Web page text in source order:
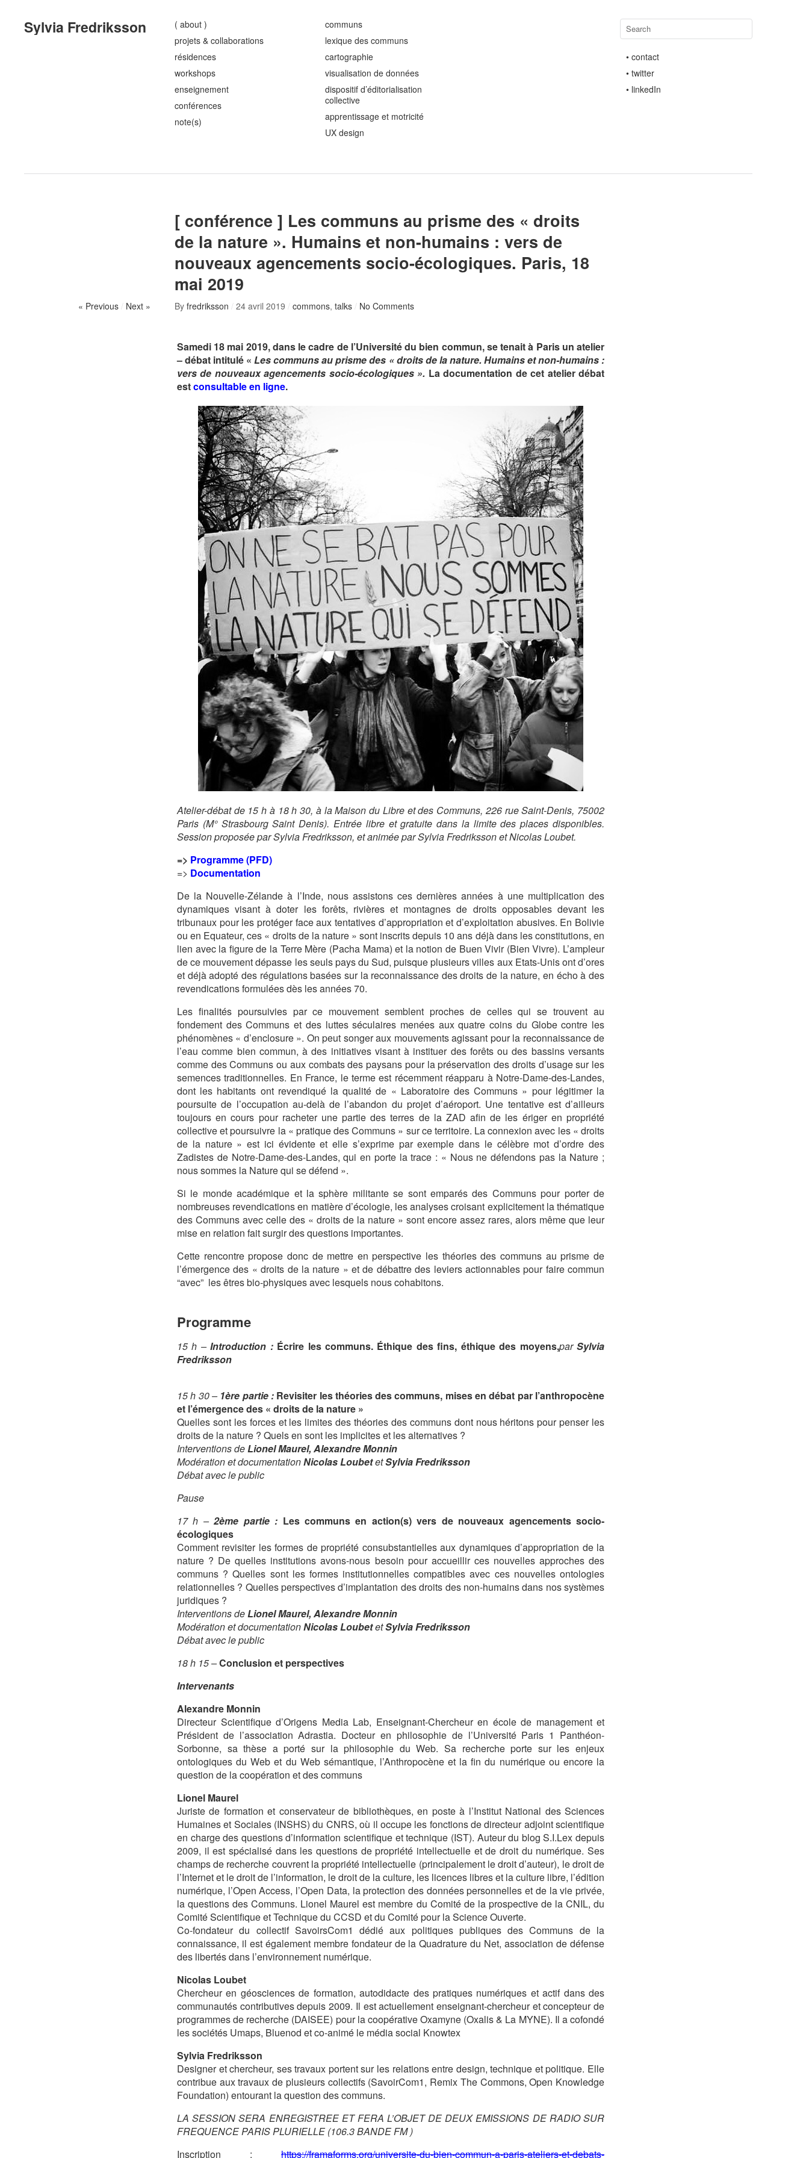
Sylvia Fredriksson
( about )
projets & collaborations
résidences
workshops
enseignement
conférences
note(s)
communs
lexique des communs
cartographie
visualisation de données
dispositif d’éditorialisation
collective
apprentissage et motricité
UX design
• contact
• twitter
• linkedIn
[ conférence ] Les communs au prisme des « droits
de la nature ». Humains et non-humains : vers de
nouveaux agencements socio-écologiques. Paris, 18
mai 2019
« Previous / Next » By fredriksson / 24 avril 2019 / commons, talks / No Comments
Samedi 18 mai 2019, dans le cadre de l’Université du bien commun, se tenait à Paris un atelier
– débat intitulé «Les communs au prisme des « droits de la nature. Humains et non-humains :
vers de nouveaux agencements socio-écologiques ». La documentation de cet atelier débat
estconsultable en ligne.
Atelier-débat de 15 h à 18 h 30, à la Maison du Libre et des Communs, 226 rue Saint-Denis, 75002
Paris (M° Strasbourg Saint Denis). Entrée libre et gratuite dans la limite des places disponibles.
Session proposée par Sylvia Fredriksson, et animée par Sylvia Fredriksson et Nicolas Loubet.
=> Programme (PFD)
=> Documentation
De la Nouvelle-Zélande à l’Inde, nous assistons ces dernières années à une multiplication des
dynamiques visant à doter les forêts, rivières et montagnes de droits opposables devant les
tribunaux pour les protéger face aux tentatives d’appropriation et d’exploitation abusives. En Bolivie
ou en Equateur, ces « droits de la nature » sont inscrits depuis 10 ans déjà dans les constitutions, en
lien avec la figure de la Terre Mère (Pacha Mama) et la notion de Buen Vivir (Bien Vivre). L’ampleur
de ce mouvement dépasse les seuls pays du Sud, puisque plusieurs villes aux Etats-Unis ont d’ores
et déjà adopté des régulations basées sur la reconnaissance des droits de la nature, en écho à des
revendications formulées dès les années 70.
Les finalités poursuivies par ce mouvement semblent proches de celles qui se trouvent au
fondement des Communs et des luttes séculaires menées aux quatre coins du Globe contre les
phénomènes « d’enclosure ». On peut songer aux mouvements agissant pour la reconnaissance de
l’eau comme bien commun, à des initiatives visant à instituer des forêts ou des bassins versants
comme des Communs ou aux combats des paysans pour la préservation des droits d’usage sur les
semences traditionnelles. En France, le terme est récemment réapparu à Notre-Dame-des-Landes,
dont les habitants ont revendiqué la qualité de « Laboratoire des Communs » pour légitimer la
poursuite de l’occupation au-delà de l’abandon du projet d’aéroport. Une tentative est d’ailleurs
toujours en cours pour racheter une partie des terres de la ZAD afin de les ériger en propriété
collective et poursuivre la « pratique des Communs » sur ce territoire. La connexion avec les « droits
de la nature » est ici évidente et elle s’exprime par exemple dans le célèbre mot d’ordre des
Zadistes de Notre-Dame-des-Landes, qui en porte la trace : « Nous ne défendons pas la Nature ;
nous sommes la Nature qui se défend ».
Si le monde académique et la sphère militante se sont emparés des Communs pour porter de
nombreuses revendications en matière d’écologie, les analyses croisant explicitement la thématique
des Communs avec celle des « droits de la nature » sont encore assez rares, alors même que leur
mise en relation fait surgir des questions importantes.
Cette rencontre propose donc de mettre en perspective les théories des communs au prisme de
l’émergence des « droits de la nature » et de débattre des leviers actionnables pour faire commun
“avec” les êtres bio-physiques avec lesquels nous cohabitons.
Programme
15 h –Introduction :Écrire les communs. Éthique des fins, éthique des moyens,parSylvia
Fredriksson
15 h 30 – 1ère partie : Revisiter les théories des communs, mises en débat par l’anthropocène
et l’émergence des « droits de la nature »
Quelles sont les forces et les limites des théories des communs dont nous héritons pour penser les
droits de la nature ? Quels en sont les implicites et les alternatives ?
Interventions de Lionel Maurel, Alexandre Monnin
Modération et documentationNicolas LoubetetSylvia Fredriksson
Débat avec le public
Pause
17 h –2ème partie : Les communs en action(s) vers de nouveaux agencements socio-
écologiques
Comment revisiter les formes de propriété consubstantielles aux dynamiques d’appropriation de la
nature ? De quelles institutions avons-nous besoin pour accueillir ces nouvelles approches des
communs ? Quelles sont les formes institutionnelles compatibles avec ces nouvelles ontologies
relationnelles ? Quelles perspectives d’implantation des droits des non-humains dans nos systèmes
juridiques ?
Interventions de Lionel Maurel, Alexandre Monnin
Modération et documentationNicolas LoubetetSylvia Fredriksson
Débat avec le public
18 h 15 –Conclusion et perspectives
Intervenants
Alexandre Monnin
Directeur Scientifique d’Origens Media Lab, Enseignant-Chercheur en école de management et
Président de l’association Adrastia. Docteur en philosophie de l’Université Paris 1 Panthéon-
Sorbonne, sa thèse a porté sur la philosophie du Web. Sa recherche porte sur les enjeux
ontologiques du Web et du Web sémantique, l’Anthropocène et la fin du numérique ou encore la
question de la coopération et des communs
Lionel Maurel
Juriste de formation et conservateur de bibliothèques, en poste à l’Institut National des Sciences
Humaines et Sociales (INSHS) du CNRS, où il occupe les fonctions de directeur adjoint scientifique
en charge des questions d’information scientifique et technique (IST). Auteur du blog S.I.Lex depuis
2009, il est spécialisé dans les questions de propriété intellectuelle et de droit du numérique. Ses
champs de recherche couvrent la propriété intellectuelle (principalement le droit d’auteur), le droit de
l’Internet et le droit de l’information, le droit de la culture, les licences libres et la culture libre, l’édition
numérique, l’Open Access, l’Open Data, la protection des données personnelles et de la vie privée,
la questions des Communs. Lionel Maurel est membre du Comité de la prospective de la CNIL, du
Comité Scientifique et Technique du CCSD et du Comité pour la Science Ouverte.
Co-fondateur du collectif SavoirsCom1 dédié aux politiques publiques des Communs de la
connaissance, il est également membre fondateur de la Quadrature du Net, association de défense
des libertés dans l’environnement numérique.
Nicolas Loubet
Chercheur en géosciences de formation, autodidacte des pratiques numériques et actif dans des
communautés contributives depuis 2009. Il est actuellement enseignant-chercheur et concepteur de
programmes de recherche (DAISEE) pour la coopérative Oxamyne (Oxalis & La MYNE). Il a cofondé
les sociétés Umaps, Bluenod et co-animé le média social Knowtex
Sylvia Fredriksson
Designer et chercheur, ses travaux portent sur les relations entre design, technique et politique. Elle
contribue aux travaux de plusieurs collectifs (SavoirCom1, Remix The Commons, Open Knowledge
Foundation) entourant la question des communs.
LA SESSION SERA ENREGISTREE ET FERA L’OBJET DE DEUX EMISSIONS DE RADIO SUR
FREQUENCE PARIS PLURIELLE (106.3 BANDE FM )
Inscription : https://framaforms.org/universite-du-bien-commun-a-paris-ateliers-et-debats-